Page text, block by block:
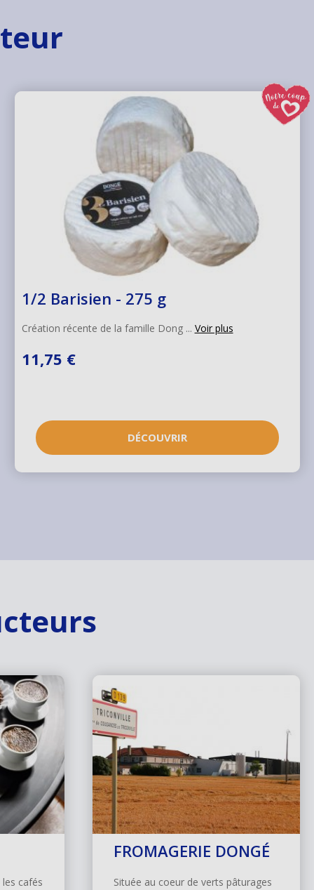
1/2 Barisien - 275 g
Création récente de la famille Dong ... Voir plus
11,75 €
DÉCOUVRIR
cafés
FROMAGERIE DONGÉ
Située au coeur de verts pâturages